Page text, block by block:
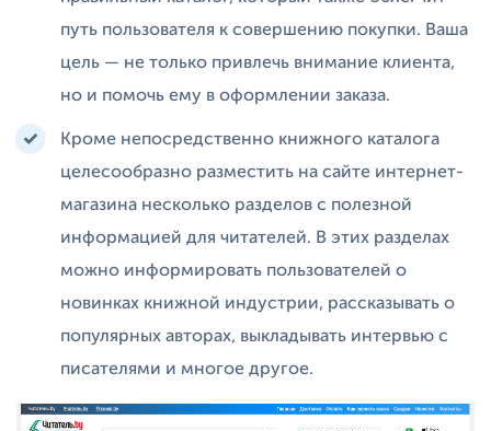
путь пользователя к совершению покупки. Ваша
цель — не только привлечь внимание клиента,
но и помочь ему в оформлении заказа.
Кроме непосредственно книжного каталога
целесообразно разместить на сайте интернет-
магазина несколько разделов с полезной
информацией для читателей. В этих разделах
можно информировать пользователей о
новинках книжной индустрии, рассказывать о
популярных авторах, выкладывать интервью с
писателями и многое другое.